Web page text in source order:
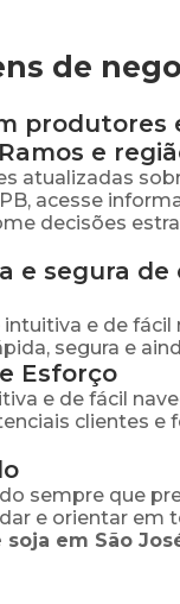
de
produtores
e
atualizadas
PB, acesse
decisões
e segura
intuitiva e de fácil
segura e
Esforço
e de fácil
clientes e
sempre que
e orientar em
soja em São